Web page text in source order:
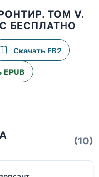
ТОМ V.
БЕСПЛАТНО
Скачать FB2
EPUB
(10)